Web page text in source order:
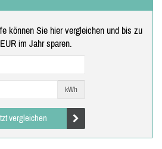
können Sie hier vergleichen und bis zu
im Jahr sparen.
kWh
vergleichen